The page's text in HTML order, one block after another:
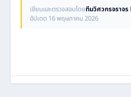
เขียนและตรวจสอบโดยทีมวิศวกรจราจ
อัปเดต 16 พฤษภาคม 2026